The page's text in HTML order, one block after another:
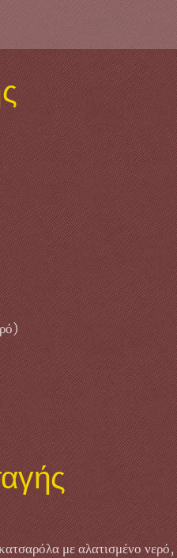
με αλατισμένο